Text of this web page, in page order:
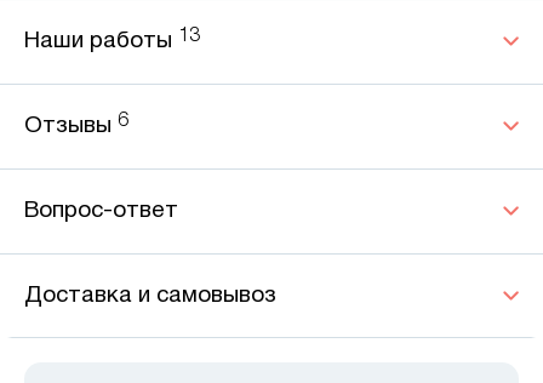
Наши работы 13
Отзывы 6
Вопрос-ответ
Доставка и самовывоз